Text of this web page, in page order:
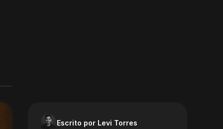
Escrito por Levi Torres